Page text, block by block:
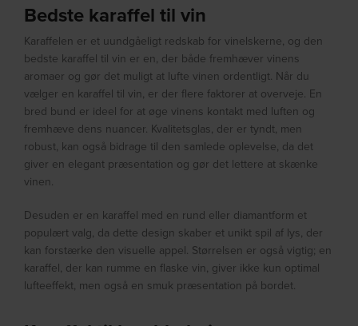
Bedste karaffel til vin
Karaffelen er et uundgåeligt redskab for vinelskerne, og den
bedste karaffel til vin er en, der både fremhæver vinens
aromaer og gør det muligt at lufte vinen ordentligt. Når du
vælger en karaffel til vin, er der flere faktorer at overveje. En
bred bund er ideel for at øge vinens kontakt med luften og
fremhæve dens nuancer. Kvalitetsglas, der er tyndt, men
robust, kan også bidrage til den samlede oplevelse, da det
giver en elegant præsentation og gør det lettere at skænke
vinen.
Desuden er en karaffel med en rund eller diamantform et
populært valg, da dette design skaber et unikt spil af lys, der
kan forstærke den visuelle appel. Størrelsen er også vigtig; en
karaffel, der kan rumme en flaske vin, giver ikke kun optimal
lufteeffekt, men også en smuk præsentation på bordet.